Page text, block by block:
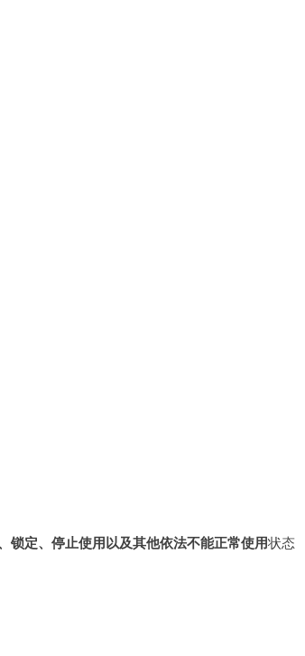
锁定、停止使用以及其他依法不能正常使用状态